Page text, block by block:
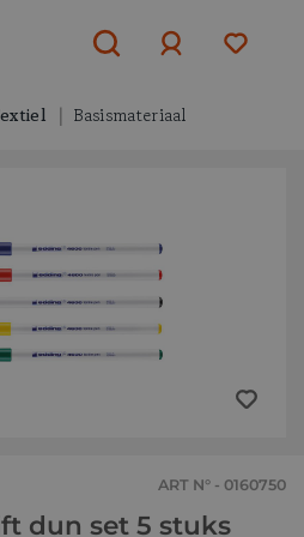
Basismateriaal
ART N° - 0160750
dun set 5 stuks